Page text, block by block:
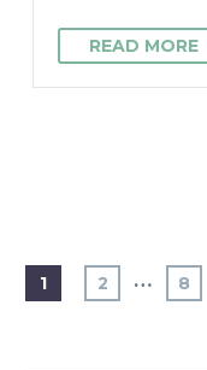
READ MORE
1 2 … 8